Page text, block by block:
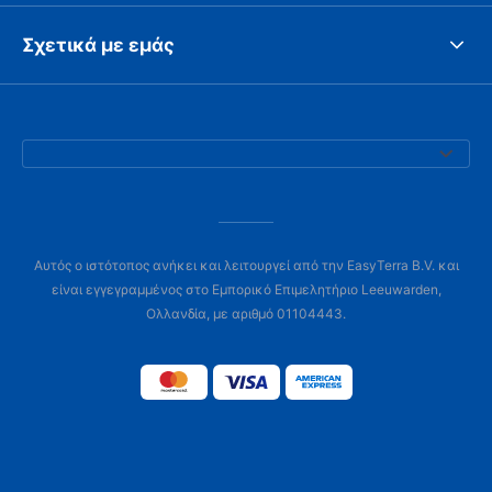
Σχετικά με εμάς
Αυτός ο ιστότοπος ανήκει και λειτουργεί από την EasyTerra B.V. και
είναι εγγεγραμμένος στο Εμπορικό Επιμελητήριο Leeuwarden,
Ολλανδία, με αριθμό 01104443.